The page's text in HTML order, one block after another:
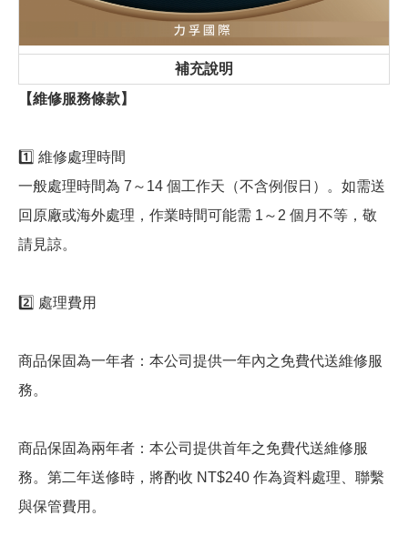
補充說明
【維修服務條款】
1️⃣ 維修處理時間
一般處理時間為 7～14 個工作天（不含例假日）。如需送
回原廠或海外處理，作業時間可能需 1～2 個月不等，敬
請見諒。
2️⃣ 處理費用
商品保固為一年者：本公司提供一年內之免費代送維修服
務。
商品保固為兩年者：本公司提供首年之免費代送維修服
務。第二年送修時，將酌收 NT$240 作為資料處理、聯繫
與保管費用。